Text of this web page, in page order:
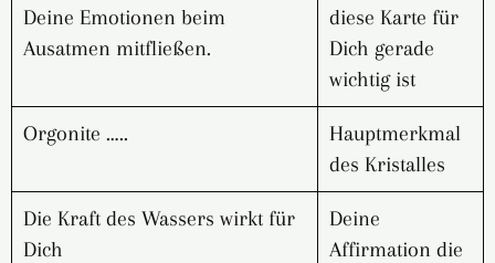
Deine Emotionen beim
Ausatmen mitfließen.
diese Karte für
Dich gerade
wichtig ist
Orgonite …..
Hauptmerkmal
des Kristalles
Die Kraft des Wassers wirkt für
Dich
Deine
Affirmation die